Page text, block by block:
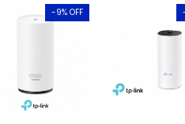
-9% OFF